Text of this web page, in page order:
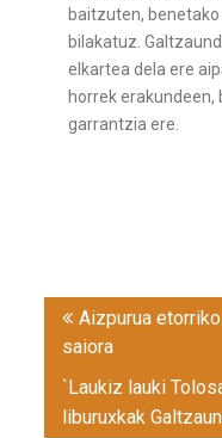
baitzuten,
bilakatuz.
elkartea dela ere
horrek
garrantzia ere.
navigation
Aizpurua
saiora
`Laukiz lauki
liburuxkak